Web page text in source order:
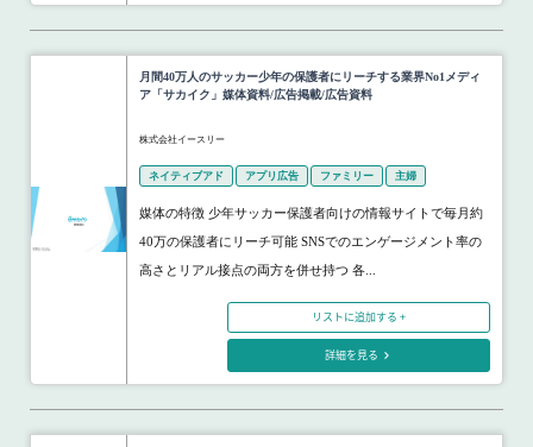
月間40万人のサッカー少年の保護者にリーチする業界No1メディ
ア「サカイク」媒体資料/広告掲載/広告資料
株式会社イースリー
ネイティブアド アプリ広告 ファミリー 主婦
媒体の特徴 少年サッカー保護者向けの情報サイトで毎月約
40万の保護者にリーチ可能 SNSでのエンゲージメント率の
高さとリアル接点の両方を併せ持つ 各...
リストに追加する +
詳細を見る